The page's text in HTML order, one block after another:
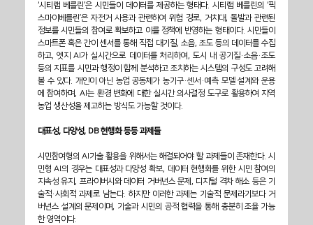
‘시티랩 베를린’은 시민들이 데이터를 제공하는 형태다. 시티랩 베를린의 ‘픽
스마이베를린’은 자전거 사용과 관련하여 위험 경로, 거치대, 돌발과 관련된
정보를 시민들의 참여로 확보하고 이를 정책에 반영하는 형태이다. 시민들이
스마트폰 혹은 간이 센서를 통해 직접 대기질, 소음, 조도 등의 데이터를 수집
하고, 엣지 AI가 실시간으로 데이터를 처리하여, 도시 내 공기질·소음·조도
등의 지표를 시민과 행정이 함께 분석하고 조치하는 시스템의 구성도 고려해
볼 수 있다. 개인이 아닌 농업 공동체가 농기구·센서·예측 모델 설계와 운용
에 참여하며, AI는 환경 변화에 대한 실시간 의사결정 도구로 활용하여 지역
농업 생산성을 제고하는 방식도 가능할 것이다.
대표성, 다양성, DB 현행화 등등 과제들
시민참여형의 AI기술 활용을 위해서는 해결되어야 할 과제들이 존재한다. 시
민형 AI의 경우는 대표성과 다양성 확보, 데이터 현행화를 위한 시민 참여의
지속성 유지, 프라이버시와 데이터 거버넌스 문제, 디지털 격차 해소 등은 기
술적·사회적 과제로 남는다. 하지만 이러한 과제는 기술적 문제라기보다 거
버넌스 설계의 문제이며, 기술과 시민의 공적 협력을 통해 충분히 조율 가능
한 영역이다.